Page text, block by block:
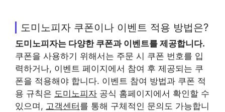
도미노피자 쿠폰이나 이벤트 적용 방법은?
도미노피자는 다양한 쿠폰과 이벤트를 제공합니다.
쿠폰을 사용하기 위해서는 주문 시 쿠폰 번호를 입
력하거나, 이벤트 페이지에서 참여 후 제공되는 쿠
폰을 적용해야 합니다. 이벤트 참여 방법과 쿠폰 적
용 규칙은 도미노피자 공식 홈페이지에서 확인할 수
있으며, 고객센터 를 통해 구체적인 문의도 가능합니